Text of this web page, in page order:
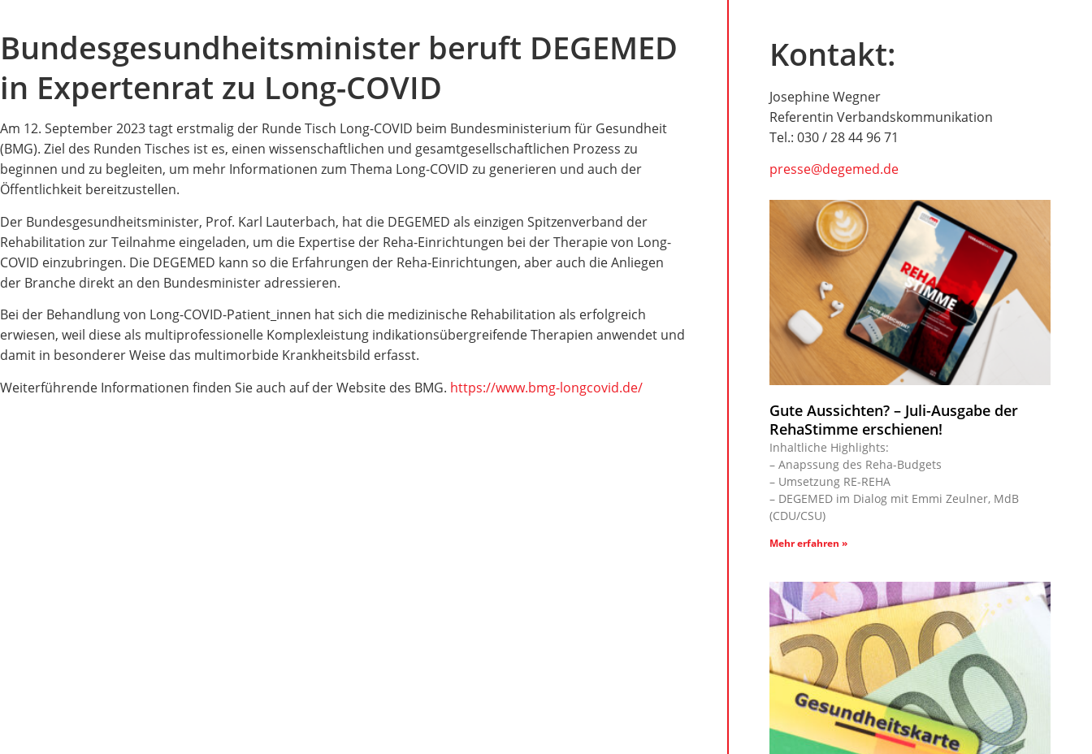
Bundesgesundheitsminister beruft DEGEMED
in Expertenrat zu Long-COVID
Am 12. September 2023 tagt erstmalig der Runde Tisch Long-COVID beim Bundesministerium für Gesundheit
(BMG). Ziel des Runden Tisches ist es, einen wissenschaftlichen und gesamtgesellschaftlichen Prozess zu
beginnen und zu begleiten, um mehr Informationen zum Thema Long-COVID zu generieren und auch der
Öffentlichkeit bereitzustellen.
Der Bundesgesundheitsminister, Prof. Karl Lauterbach, hat die DEGEMED als einzigen Spitzenverband der
Rehabilitation zur Teilnahme eingeladen, um die Expertise der Reha-Einrichtungen bei der Therapie von Long-
COVID einzubringen. Die DEGEMED kann so die Erfahrungen der Reha-Einrichtungen, aber auch die Anliegen
der Branche direkt an den Bundesminister adressieren.
Bei der Behandlung von Long-COVID-Patient_innen hat sich die medizinische Rehabilitation als erfolgreich
erwiesen, weil diese als multiprofessionelle Komplexleistung indikationsübergreifende Therapien anwendet und
damit in besonderer Weise das multimorbide Krankheitsbild erfasst.
Weiterführende Informationen finden Sie auch auf der Website des BMG. https://www.bmg-longcovid.de/
Kontakt:
Josephine Wegner
Referentin Verbandskommunikation
Tel.: 030 / 28 44 96 71
presse@degemed.de
Gute Aussichten? – Juli-Ausgabe der
RehaStimme erschienen!
Inhaltliche Highlights:
– Anapssung des Reha-Budgets
– Umsetzung RE-REHA
– DEGEMED im Dialog mit Emmi Zeulner, MdB
(CDU/CSU)
Mehr erfahren »